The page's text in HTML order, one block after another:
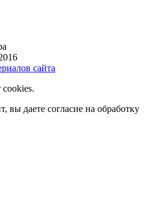
сайта
вы даете согласие на обработку